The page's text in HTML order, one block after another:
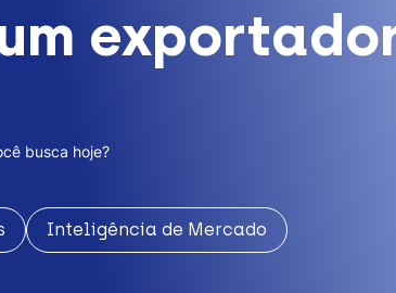
Inteligência de Mercado